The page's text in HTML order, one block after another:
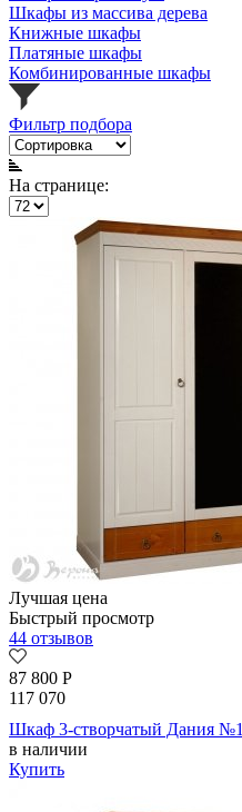
Шкафы из массива дерева
Книжные шкафы
Платяные шкафы
Комбинированные шкафы
Фильтр подбора
На странице:
Лучшая цена
Быстрый просмотр
44 отзывов
87 800 Р
117 070
Шкаф 3-створчатый Дания №1
в наличии
Купить